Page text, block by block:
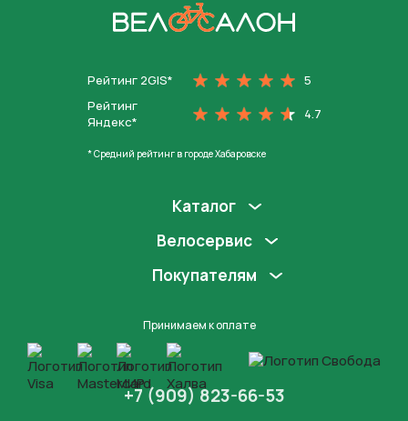
Рейтинг 2GIS*
5
Рейтинг
Яндекс*
4.7
* Средний рейтинг в городе Хабаровске
Каталог
Велосервис
Покупателям
Принимаем к оплате
+7 (909) 823-66-53